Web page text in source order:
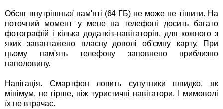
Обсяг внутрішньої пам'яті (64 ГБ) не може не тішити. На
поточний момент у мене на телефоні досить багато
фотографій і кілька додатків-навігаторів, для кожного з
яких завантажено власну доволі об'ємну карту. При
цьому пам'ять телефону заповнено приблизно
наполовину.
Навігація. Смартфон ловить супутники швидко, як
мінімум, не гірше, ніж туристичні навігатори. І мимоволі
їх не втрачає.